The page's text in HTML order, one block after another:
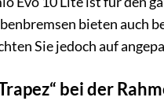
bieten auch
Sie jedoch auf
bei der